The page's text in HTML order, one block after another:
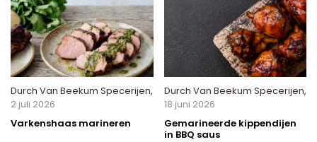
Durch Van Beekum Specerijen,
2 juli 2026
Varkenshaas marineren
Durch Van Beekum Specerijen,
18 juni 2026
Gemarineerde kippendijen
in BBQ saus